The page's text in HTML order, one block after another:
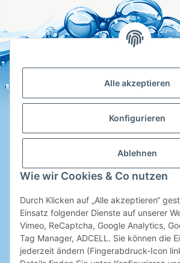
Alle akzeptieren
Konfigurieren
Ablehnen
Wie wir Cookies & Co nutzen
Durch Klicken auf „Alle akzeptieren“
Einsatz folgender Dienste auf unserer
Vimeo, ReCaptcha, Google Analytics,
Tag Manager, ADCELL. Sie können die
jederzeit ändern (Fingerabdruck-Icon
Shop Service
Informationen
Ihre Entscheidung